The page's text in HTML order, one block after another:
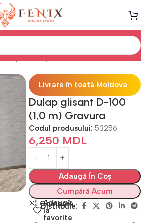
Dulapuri cu uși Glisante Gravură
Livrare în toată Moldova
Dulap glisant D-100
(1,0 m) Gravura
Codul produsului: 53256
6,250 MDL
Adaugă În Coș
Cumpără Acum
Compară
Adaugă
la
favorite
Distribuie: